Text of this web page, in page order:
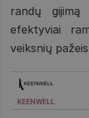
randų gijimą
efektyviai
veiksnių
KEENWELL